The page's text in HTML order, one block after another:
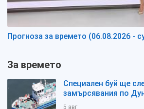
Прогноза за времето (06.08.2026 -
За времето
Специален буй ще
замърсявания по
5 авг